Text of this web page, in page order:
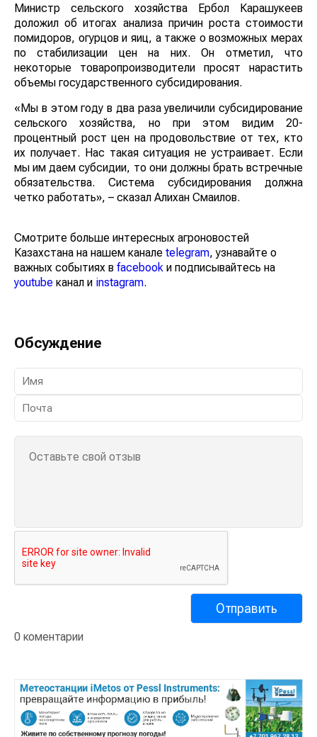
Министр сельского хозяйства Ербол Карашукеев
доложил об итогах анализа причин роста стоимости
помидоров, огурцов и яиц, а также о возможных мерах
по стабилизации цен на них. Он отметил, что
некоторые товаропроизводители просят нарастить
объемы государственного субсидирования.
«Мы в этом году в два раза увеличили субсидирование
сельского хозяйства, но при этом видим 20-
процентный рост цен на продовольствие от тех, кто
их получает. Нас такая ситуация не устраивает. Если
мы им даем субсидии, то они должны брать встречные
обязательства. Система субсидирования должна
четко работать», – сказал Алихан Смаилов.
Смотрите больше интересных агроновостей
Казахстана на нашем канале telegram, узнавайте о
важных событиях в facebook и подписывайтесь на
youtube канал и instagram.
Обсуждение
0 коментарии